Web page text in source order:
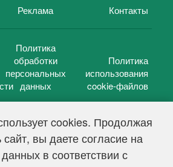
cookies. Продолжая
сайт, вы даете согласие на
в соответствии с
Реклама Контакты
Политика
обработки
персональных
данных
Политика
использования
cookie-файлов
2005 — 2026 г.
СМИ Эл № ФС 77-39848, выдано